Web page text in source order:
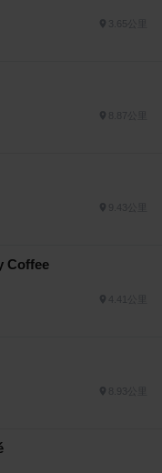
3.65公里
9.43公里
Coffee
4.41公里